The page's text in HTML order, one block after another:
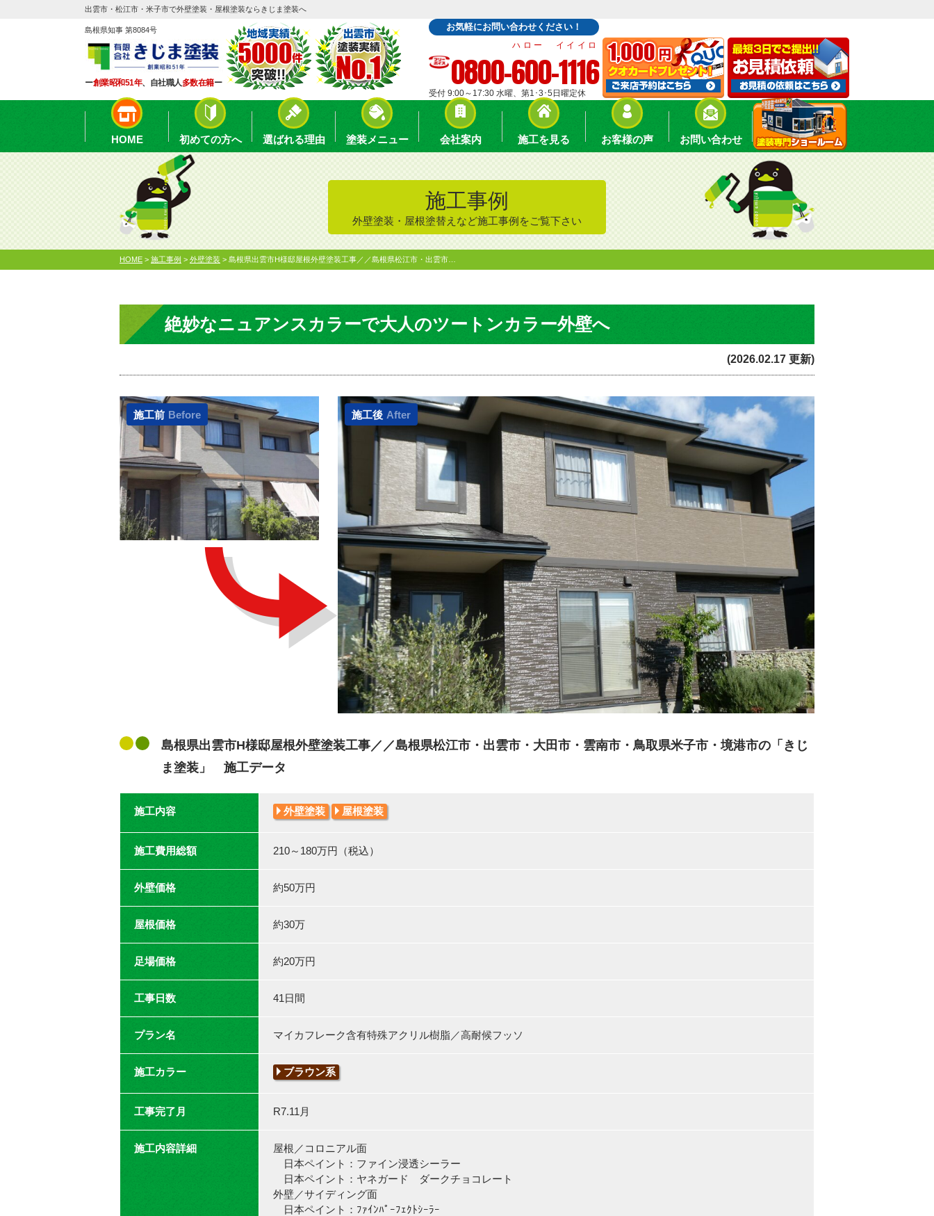
出雲市・松江市・米子市で外壁塗装・屋根塗装ならきじま塗装へ
島根県知事 第8084号
ー創業昭和51年、自社職人多数在籍ー
お気軽にお問い合わせください！
0800-600-1116
ハロー イイイロ
受付 9:00～17:30 水曜、第1･3･5日曜定休
HOME 初めての方へ 選ばれる理由 塗装メニュー 会社案内 施工を見る お客様の声 お問い合わせ
施工事例
外壁塗装・屋根塗替えなど施工事例をご覧下さい
HOME > 施工事例 > 外壁塗装 > 島根県出雲市H様邸屋根外壁塗装工事／／島根県松江市・出雲市…
絶妙なニュアンスカラーで大人のツートンカラー外壁へ
(2026.02.17 更新)
施工後 After
施工前 Before
島根県出雲市H様邸屋根外壁塗装工事／／島根県松江市・出雲市・大田市・雲南市・鳥取県米子市・境港市の「きじ
ま塗装」 施工データ
施工内容 外壁塗装 屋根塗装
施工費用総額 210～180万円（税込）
外壁価格 約50万円
屋根価格 約30万
足場価格 約20万円
工事日数 41日間
プラン名 マイカフレーク含有特殊アクリル樹脂／高耐候フッソ
施工カラー ブラウン系
工事完了月 R7.11月
施工内容詳細
屋根／コロニアル面
日本ペイント：ファイン浸透シーラー
日本ペイント：ヤネガード ダークチョコレート
外壁／サイディング面
日本ペイント：ﾌｧｲﾝﾊﾟｰﾌｪｸﾄｼｰﾗｰ